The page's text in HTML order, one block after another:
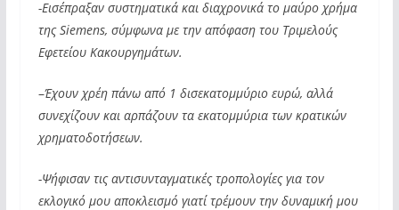
-Εισέπραξαν συστηματικά και διαχρονικά το μαύρο χρήμα
της Siemens, σύμφωνα με την απόφαση του Τριμελούς
Εφετείου Κακουργημάτων.
–Έχουν χρέη πάνω από 1 δισεκατομμύριο ευρώ, αλλά
συνεχίζουν και αρπάζουν τα εκατομμύρια των κρατικών
χρηματοδοτήσεων.
-Ψήφισαν τις αντισυνταγματικές τροπολογίες για τον
εκλογικό μου αποκλεισμό γιατί τρέμουν την δυναμική μου